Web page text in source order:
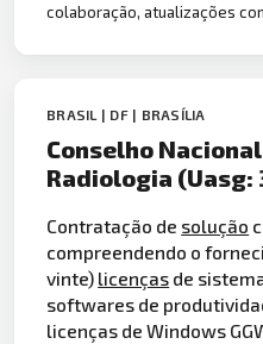
colaboração, atualizações
BRASIL | DF | BRASÍLIA
Conselho Nacional
Radiologia (Uasg:
Contratação de solução
compreendendo o
vinte) licenças de
softwares de
licenças de Windows